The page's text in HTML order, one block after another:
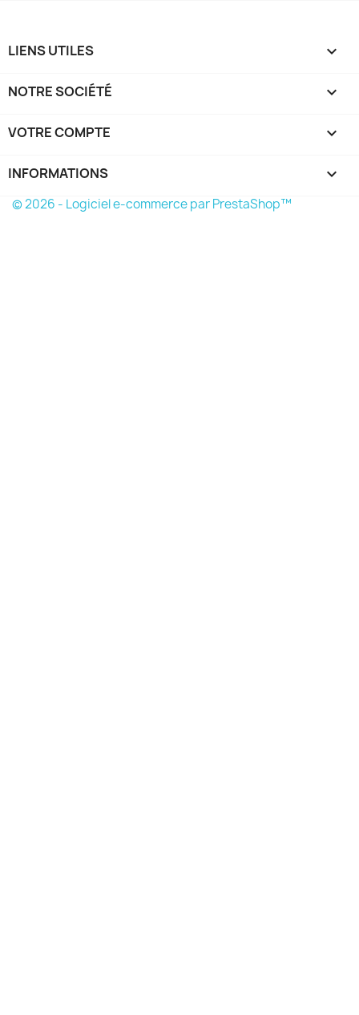
LIENS UTILES 
NOTRE SOCIÉTÉ 
VOTRE COMPTE 
INFORMATIONS keyboard_arrow_down
© 2026 - Logiciel e-commerce par PrestaShop™